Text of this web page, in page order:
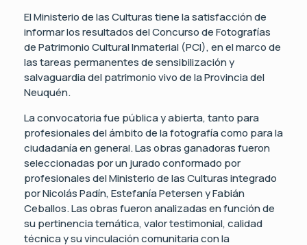
El Ministerio de las Culturas tiene la satisfacción de
informar los resultados del Concurso de Fotografías
de Patrimonio Cultural Inmaterial (PCI), en el marco de
las tareas permanentes de sensibilización y
salvaguardia del patrimonio vivo de la Provincia del
Neuquén.
La convocatoria fue pública y abierta, tanto para
profesionales del ámbito de la fotografía como para la
ciudadanía en general. Las obras ganadoras fueron
seleccionadas por un jurado conformado por
profesionales del Ministerio de las Culturas integrado
por Nicolás Padín, Estefanía Petersen y Fabián
Ceballos. Las obras fueron analizadas en función de
su pertinencia temática, valor testimonial, calidad
técnica y su vinculación comunitaria con la